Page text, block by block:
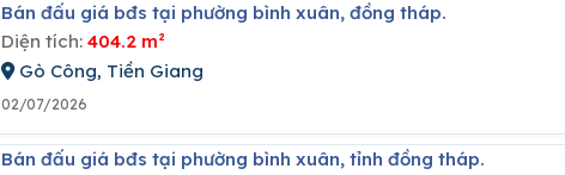
Bán đấu giá bđs tại phường bình xuân, đồng tháp.
Diện tích: 404.2 m²
Gò Công, Tiền Giang
02/07/2026
Bán đấu giá bđs tại phường bình xuân, tỉnh đồng tháp.